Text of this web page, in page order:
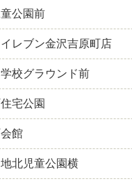
公園前
レブン金沢吉原町店
校グラウンド前
宅公園
館
北児童公園横